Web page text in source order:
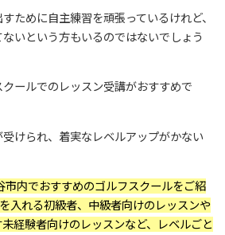
ために自主練習を頑張っているけれど、
ないという方もいるのではないでしょう
ールでのレッスン受講がおすすめで
けられ、着実なレベルアップがかない
市内でおすすめのゴルフスクールをご紹
入れる初級者、中級者向けのレッスンや
経験者向けのレッスンなど、レベルごと